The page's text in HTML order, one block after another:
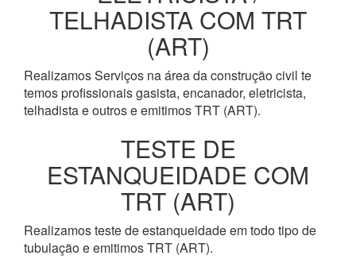
TELHADISTA COM TRT
(ART)
Realizamos Serviços na área da construção civil te
temos profissionais gasista, encanador, eletricista,
telhadista e outros e emitimos TRT (ART).
TESTE DE
ESTANQUEIDADE COM
TRT (ART)
Realizamos teste de estanqueidade em todo tipo de
tubulação e emitimos TRT (ART).